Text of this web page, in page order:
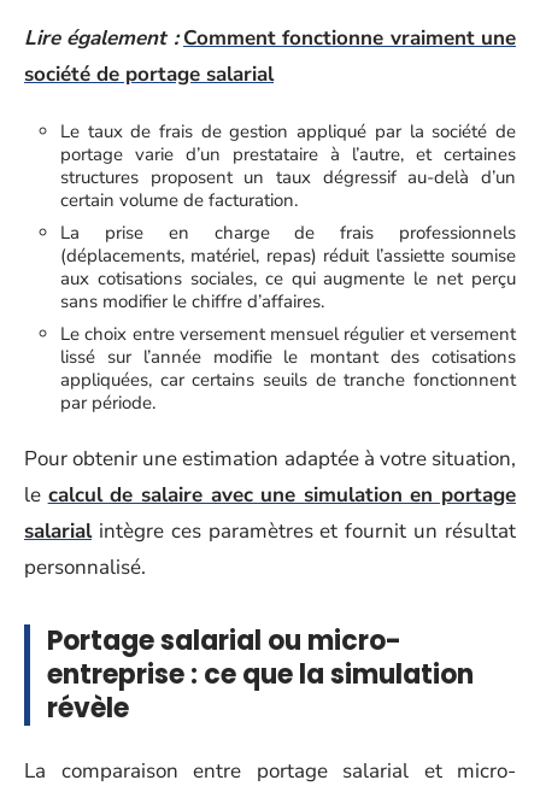
Lire également : Comment fonctionne vraiment une
société de portage salarial
Le taux de frais de gestion appliqué par la société de
portage varie d’un prestataire à l’autre, et certaines
structures proposent un taux dégressif au-delà d’un
certain volume de facturation.
La prise en charge de frais professionnels
(déplacements, matériel, repas) réduit l’assiette soumise
aux cotisations sociales, ce qui augmente le net perçu
sans modifier le chiffre d’affaires.
Le choix entre versement mensuel régulier et versement
lissé sur l’année modifie le montant des cotisations
appliquées, car certains seuils de tranche fonctionnent
par période.
Pour obtenir une estimation adaptée à votre situation,
le calcul de salaire avec une simulation en portage
salarialintègre ces paramètres et fournit un résultat
personnalisé.
Portage salarial ou micro-
entreprise : ce que la simulation
révèle
La comparaison entre portage salarial et micro-